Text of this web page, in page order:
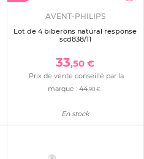
AVENT-PHILIPS
Lot de 4 biberons natural response
scd838/11
33,50 €
Prix de vente conseillé par la
marque : 44,90 €
En stock